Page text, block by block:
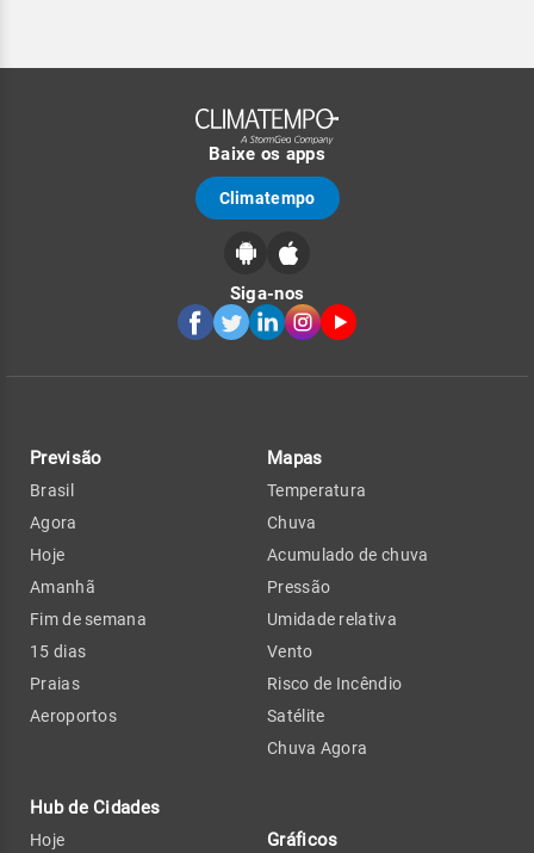
Baixe os apps
Climatempo
Siga-nos
Previsão
Brasil
Agora
Hoje
Amanhã
Fim de semana
15 dias
Praias
Aeroportos
Hub de Cidades
Hoje
Mapas
Temperatura
Chuva
Acumulado de chuva
Pressão
Umidade relativa
Vento
Risco de Incêndio
Satélite
Chuva Agora
Gráficos